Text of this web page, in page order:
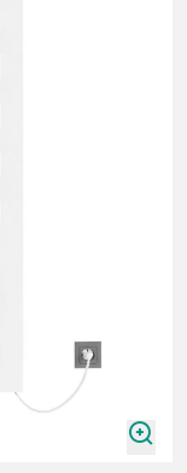
zoomIn